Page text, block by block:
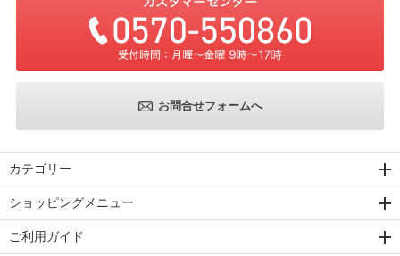
お問合せフォームへ
カテゴリー
ショッピングメニュー
ご利用ガイド